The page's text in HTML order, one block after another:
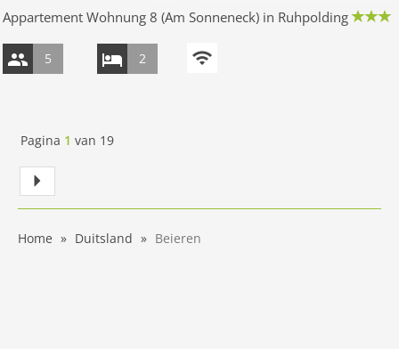
Appartement Wohnung 8 (Am Sonneneck) in Ruhpolding
5 2
Pagina 1 van 19
Home Duitsland Beieren